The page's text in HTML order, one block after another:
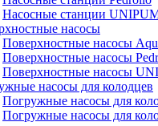
Насосные станции
насосы
Поверхностные насосы
Поверхностные насосы
Поверхностные насосы
насосы для колодцев
Погружные насосы для
Погружные насосы для